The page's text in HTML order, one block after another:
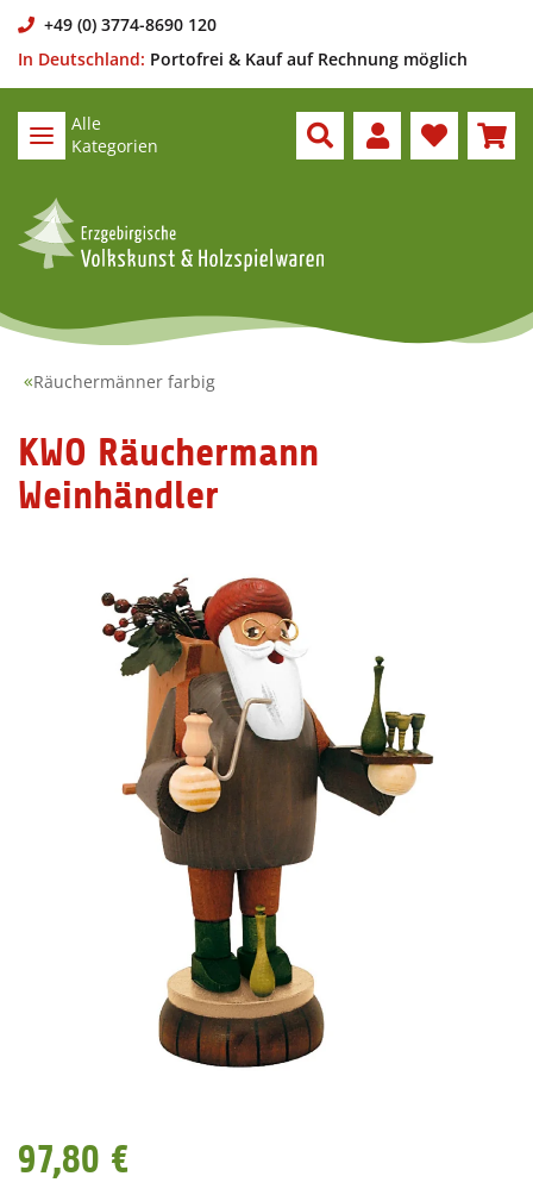
+49 (0) 3774-8690 120
In Deutschland: Portofrei & Kauf auf Rechnung möglich
Alle
Kategorien
Räuchermänner farbig
KWO Räuchermann
Weinhändler
97,80 €